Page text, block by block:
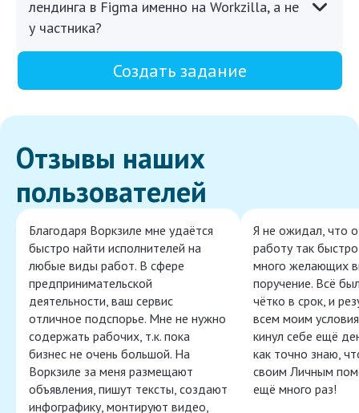
лендинга в Figma именно на Workzilla, а не
у частника?
Создать задание
Отзывы наших
пользователей
Благодаря Воркзиле мне удаётся
быстро найти исполнителей на
любые виды работ. В сфере
предпринимательской
деятельности, ваш сервис
отличное подспорье. Мне не нужно
содержать рабочих, т.к. пока
бизнес не очень большой. На
Воркзиле за меня размещают
объявления, пишут тексты, создают
инфографику, монтируют видео,
Я не ожидал, что
работу так
много желающих
поручение. Всё
чётко в срок, и
всем моим
кинул себе ещё
как точно знаю,
своим Личным
ещё много раз!